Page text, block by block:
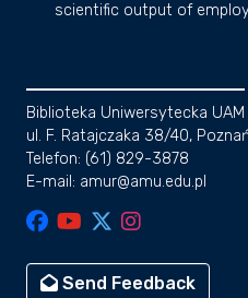
scientific output of
Biblioteka Uniwersytecka UAM
ul. F. Ratajczaka 38/40,
Telefon: (61) 829-3878
E-mail: amur@amu.edu.pl
Send Feedback